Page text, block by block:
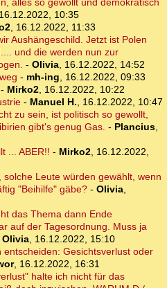
alles so gewollt und demokratisch
16.12.2022, 10:35
, 16.12.2022, 11:33
Aushängeschild. Jetzt ist Polen
und die werden nun zur
- Olivia, 16.12.2022, 14:52
- mh-ing, 16.12.2022, 09:33
- Mirko2, 16.12.2022, 10:22
- Manuel H., 16.12.2022, 10:47
zu sein, ist politisch so gewollt,
gibt's genug Gas. - Plancius,
... ABER!! - Mirko2, 16.12.2022,
solche Leute würden gewählt, wenn
"Beihilfe" gäbe? - Olivia,
das Thema dann Ende
auf der Tagesordnung. Muss ja
Olivia, 16.12.2022, 15:10
entscheiden: Gesichtsverlust oder
, 16.12.2022, 16:31
halte ich nicht für das